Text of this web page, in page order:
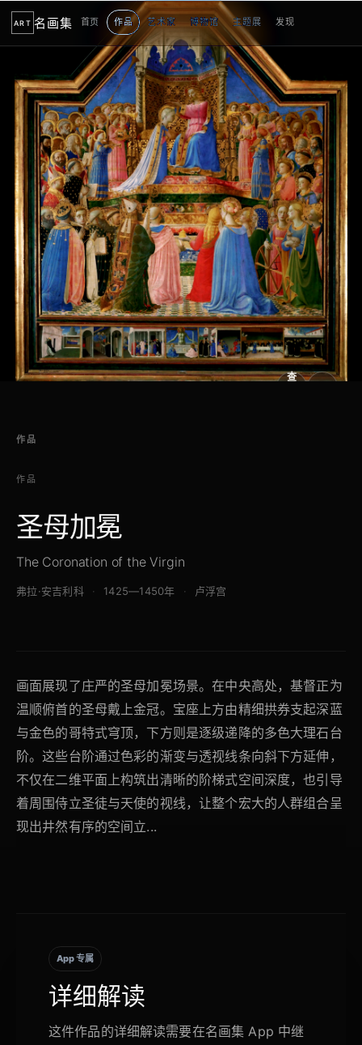
ART 名画集 首页 作品 艺术家 博物馆 主题展 发现
查
作品
作品
圣母加冕
The Coronation of the Virgin
弗拉·安吉利科 1425—1450年 卢浮宫
画面展现了庄严的圣母加冕场景。在中央高处，基督正为
温顺俯首的圣母戴上金冠。宝座上方由精细拱券支起深蓝
与金色的哥特式穹顶，下方则是逐级递降的多色大理石台
阶。这些台阶通过色彩的渐变与透视线条向斜下方延伸，
不仅在二维平面上构筑出清晰的阶梯式空间深度，也引导
着周围侍立圣徒与天使的视线，让整个宏大的人群组合呈
现出井然有序的空间立...
App 专属
详细解读
这件作品的详细解读需要在名画集 App 中继